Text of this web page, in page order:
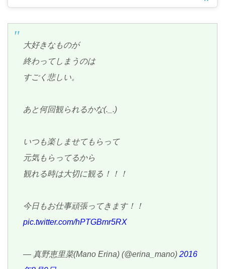
大好きなものが
終わってしまうのは
すごく悲しい。
あと何回観られるかな(._.)
いつも楽しませてもらって
元気もらってるから
観れる時は大切に観る！！！
今日もお仕事頑張ってきます！！
pic.twitter.com/hPTGBmr5RX
— 真野恵里菜(Mano Erina) (@erina_mano) 2016